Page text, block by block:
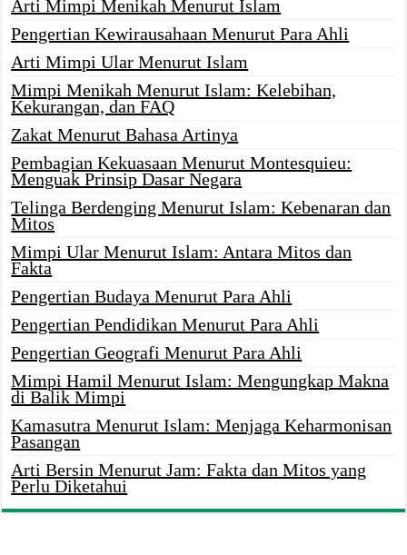
Arti Mimpi Menikah Menurut Islam
Pengertian Kewirausahaan Menurut Para Ahli
Arti Mimpi Ular Menurut Islam
Mimpi Menikah Menurut Islam: Kelebihan,
Kekurangan, dan FAQ
Zakat Menurut Bahasa Artinya
Pembagian Kekuasaan Menurut Montesquieu:
Menguak Prinsip Dasar Negara
Telinga Berdenging Menurut Islam: Kebenaran dan
Mitos
Mimpi Ular Menurut Islam: Antara Mitos dan
Fakta
Pengertian Budaya Menurut Para Ahli
Pengertian Pendidikan Menurut Para Ahli
Pengertian Geografi Menurut Para Ahli
Mimpi Hamil Menurut Islam: Mengungkap Makna
di Balik Mimpi
Kamasutra Menurut Islam: Menjaga Keharmonisan
Pasangan
Arti Bersin Menurut Jam: Fakta dan Mitos yang
Perlu Diketahui